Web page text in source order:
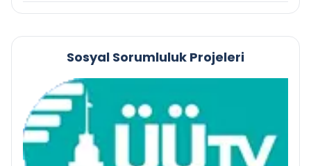
Sosyal Sorumluluk Projeleri